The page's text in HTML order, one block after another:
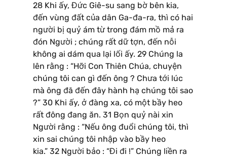
28 Khi ấy, Đức Giê-su sang bờ bên kia,
đến vùng đất của dân Ga-đa-ra, thì có hai
người bị quỷ ám từ trong đám mồ mả ra
đón Người ; chúng rất dữ tợn, đến nỗi
không ai dám qua lại lối ấy. 29 Chúng la
lên rằng : “Hỡi Con Thiên Chúa, chuyện
chúng tôi can gì đến ông ? Chưa tới lúc
mà ông đã đến đây hành hạ chúng tôi sao
?” 30 Khi ấy, ở đàng xa, có một bầy heo
rất đông đang ăn. 31 Bọn quỷ nài xin
Người rằng : “Nếu ông đuổi chúng tôi, thì
xin sai chúng tôi nhập vào bầy heo
kia.” 32 Người bảo : “Đi đi !” Chúng liền ra